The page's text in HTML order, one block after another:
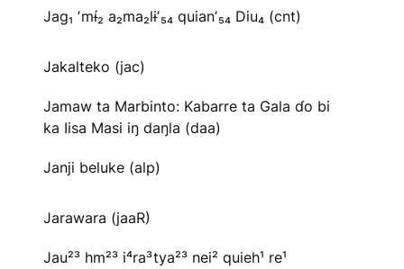
Jag₁ ʼmɨ́₂ a₂ma₂lɨʼ₅₄ quianʼ₅₄ Diu₄ (cnt)
Jakalteko (jac)
Jamaw ta Marbinto: Kabarre ta Gala ɗo bi
ka Iisa Masi iŋ daŋla (daa)
Janji beluke (alp)
Jarawara (jaaR)
Jau²³ hm²³ i⁴ra³tya²³ nei² quieh¹ re¹